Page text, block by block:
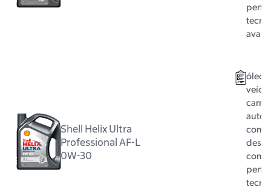
Shell Helix Ultra
Professional AF-L
0W-30
óleo
carro
com
com